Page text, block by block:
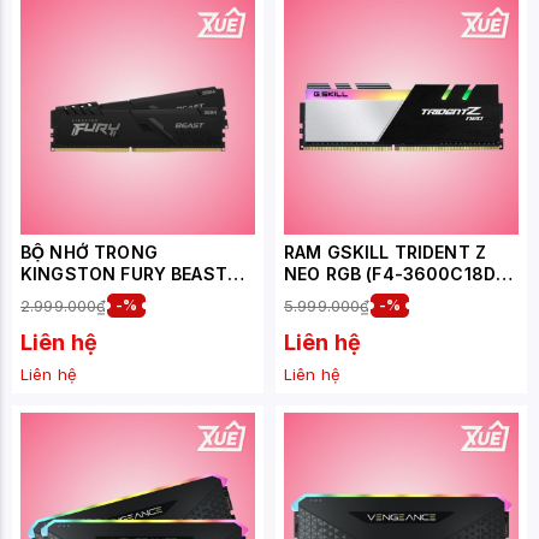
BỘ NHỚ TRONG
KINGSTON FURY BEAST
(KF436C18BBK2/32) 32GB
(2X16GB) DDR4 3600MHZ
2.999.000₫ -%
Liên hệ
Liên hệ
RAM GSKILL TRIDENT Z
NEO RGB (F4-3600C18D-
64GTZN) 64GB (2X32GB)
DDR4 3600MHZ
5.999.000₫ -%
Liên hệ
Liên hệ